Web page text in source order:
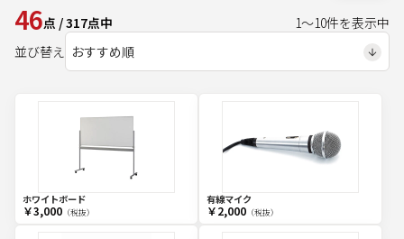
46点 /317点中 1～10件を表示中
並び替え
ホワイトボード
￥3,000（税抜）
有線マイク
￥2,000（税抜）